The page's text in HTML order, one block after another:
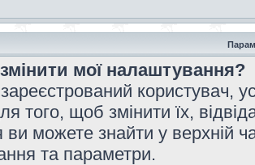
мої налаштування?
користувач,
того, щоб змінити їх,
можете знайти у верхній
та параметри.